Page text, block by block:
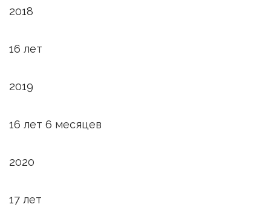
2018
16 лет
2019
16 лет 6 месяцев
2020
17 лет